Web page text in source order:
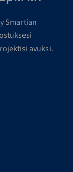
Smartian
avuksi.